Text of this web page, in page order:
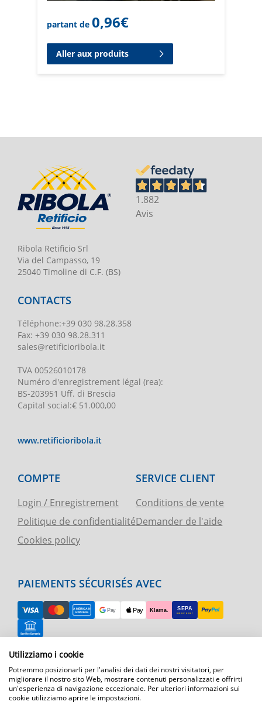
partant de 0,96€
Aller aux produits
Ribola Retificio Srl
Via del Campasso, 19
25040 Timoline di C.F. (BS)
1.882
Avis
CONTACTS
Téléphone:+39 030 98.28.358
Fax: +39 030 98.28.311
sales@retificioribola.it
TVA 00526010178
Numéro d'enregistrement légal (rea):
BS-203951 Uff. di Brescia
Capital social:€ 51.000,00
www.retificioribola.it
COMPTE
Login / Enregistrement
Politique de confidentialité
Cookies policy
SERVICE CLIENT
Conditions de vente
Demander de l'aide
PAIEMENTS SÉCURISÉS AVEC
RETOUR FACILE
ASSISTANCE TÉLÉPHONIQUE ET CARTE
EXPÉDITION RAPIDE
Utilizziamo i cookie
Potremmo posizionarli per l'analisi dei dati dei nostri visitatori, per
migliorare il nostro sito Web, mostrare contenuti personalizzati e offrirti
un'esperienza di navigazione eccezionale. Per ulteriori informazioni sui
cookie utilizziamo aprire le impostazioni.